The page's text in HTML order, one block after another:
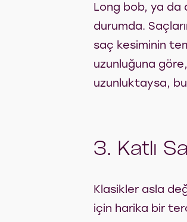
Long bob, ya da
durumda.
saç kesiminin
uzunluğuna
uzunluktaysa,
3. Katlı
Klasikler asla
için harika bir